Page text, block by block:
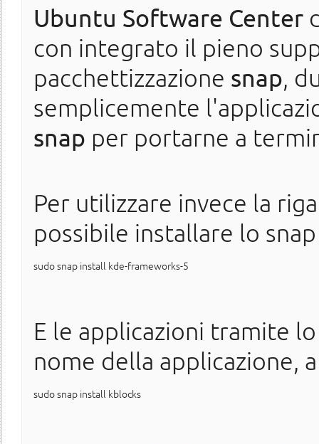
Ubuntu Software Center
con integrato il pieno
pacchettizzazione snap,
semplicemente
snap per portarne a
Per utilizzare invece la
possibile installare lo snap
sudo snap install kde-frameworks-5
E le applicazioni tramite
nome della applicazione,
sudo snap install kblocks